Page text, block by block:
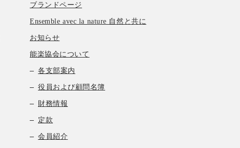
ブランドページ
Ensemble avec la nature 自然と共に
お知らせ
能楽協会について
各支部案内
役員および顧問名簿
財務情報
定款
会員紹介